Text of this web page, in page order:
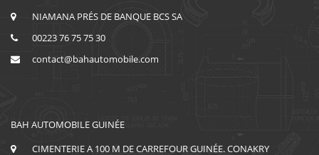
NIAMANA PRÉS DE BANQUE BCS SA
00223 76 75 75 30
contact@bahautomobile.com
BAH AUTOMOBILE GUINÉE
CIMENTERIE A 100 M DE CARREFOUR GUINÉE. CONAKRY